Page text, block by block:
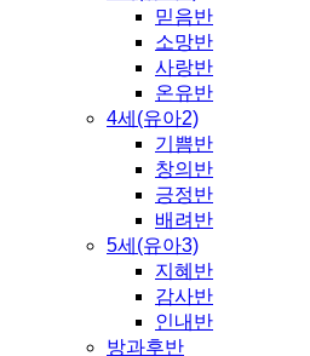
믿음반
소망반
사랑반
온유반
4세(유아2)
기쁨반
창의반
긍정반
배려반
5세(유아3)
지혜반
감사반
인내반
방과후반